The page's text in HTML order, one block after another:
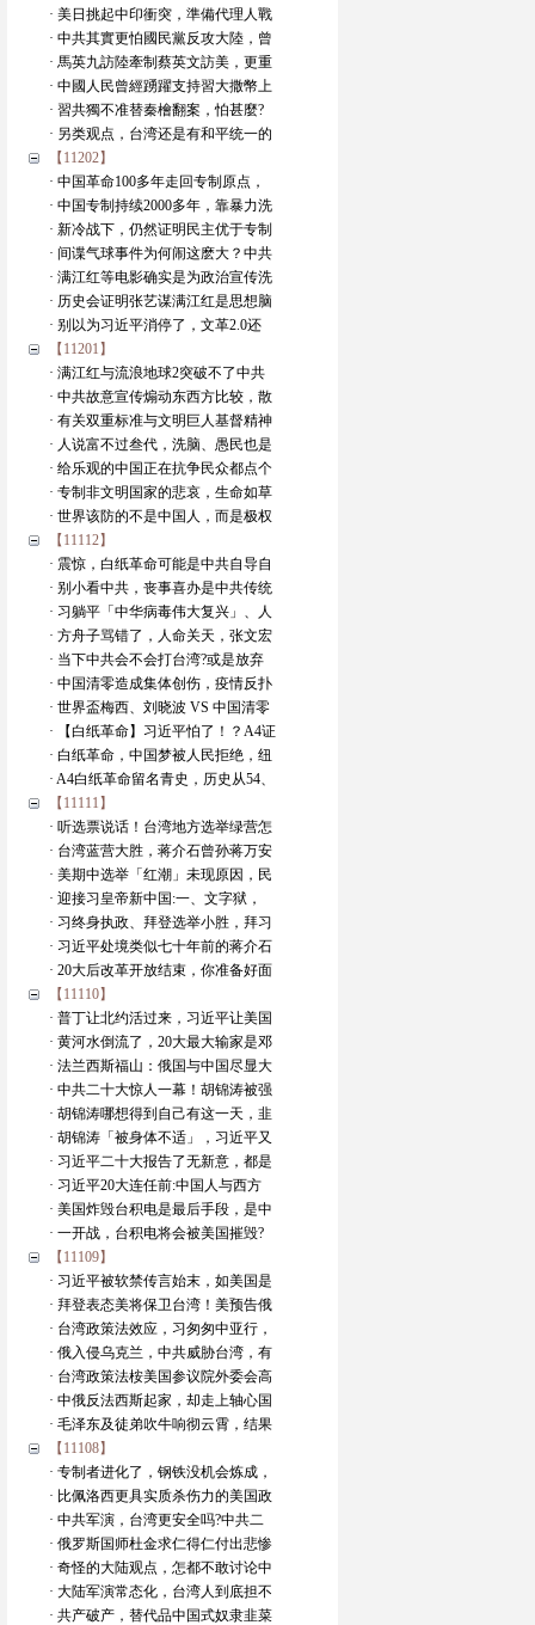
· 美日挑起中印衝突，準備代理人戰
· 中共其實更怕國民黨反攻大陸，曾
· 馬英九訪陸牽制蔡英文訪美，更重
· 中國人民曾經踴躍支持習大撒幣上
· 習共獨不准替秦檜翻案，怕甚麼?
· 另类观点，台湾还是有和平统一的
【11202】
· 中国革命100多年走回专制原点，
· 中国专制持续2000多年，靠暴力洗
· 新冷战下，仍然证明民主优于专制
· 间谍气球事件为何闹这麽大？中共
· 满江红等电影确实是为政治宣传洗
· 历史会证明张艺谋满江红是思想脑
· 别以为习近平消停了，文革2.0还
【11201】
· 满江红与流浪地球2突破不了中共
· 中共故意宣传煽动东西方比较，散
· 有关双重标准与文明巨人基督精神
· 人说富不过叁代，洗脑、愚民也是
· 给乐观的中国正在抗争民众都点个
· 专制非文明国家的悲哀，生命如草
· 世界该防的不是中国人，而是极权
【11112】
· 震惊，白纸革命可能是中共自导自
· 别小看中共，丧事喜办是中共传统
· 习躺平「中华病毒伟大复兴」、人
· 方舟子骂错了，人命关天，张文宏
· 当下中共会不会打台湾?或是放弃
· 中国清零造成集体创伤，疫情反扑
· 世界盃梅西、刘晓波 VS 中国清零
· 【白纸革命】习近平怕了！？A4证
· 白纸革命，中国梦被人民拒绝，纽
· A4白纸革命留名青史，历史从54、
【11111】
· 听选票说话！台湾地方选举绿营怎
· 台湾蓝营大胜，蒋介石曾孙蒋万安
· 美期中选举「红潮」未现原因，民
· 迎接习皇帝新中国:一、文字狱，
· 习终身执政、拜登选举小胜，拜习
· 习近平处境类似七十年前的蒋介石
· 20大后改革开放结束，你准备好面
【11110】
· 普丁让北约活过来，习近平让美国
· 黄河水倒流了，20大最大输家是邓
· 法兰西斯福山：俄国与中国尽显大
· 中共二十大惊人一幕！胡锦涛被强
· 胡锦涛哪想得到自己有这一天，韭
· 胡锦涛「被身体不适」，习近平又
· 习近平二十大报告了无新意，都是
· 习近平20大连任前:中国人与西方
· 美国炸毁台积电是最后手段，是中
· 一开战，台积电将会被美国摧毁?
【11109】
· 习近平被软禁传言始末，如美国是
· 拜登表态美将保卫台湾！美预告俄
· 台湾政策法效应，习匆匆中亚行，
· 俄入侵乌克兰，中共威胁台湾，有
· 台湾政策法桉美国参议院外委会高
· 中俄反法西斯起家，却走上轴心国
· 毛泽东及徒弟吹牛响彻云霄，结果
【11108】
· 专制者进化了，钢铁没机会炼成，
· 比佩洛西更具实质杀伤力的美国政
· 中共军演，台湾更安全吗?中共二
· 俄罗斯国师杜金求仁得仁付出悲惨
· 奇怪的大陆观点，怎都不敢讨论中
· 大陆军演常态化，台湾人到底担不
· 共产破产，替代品中国式奴隶韭菜